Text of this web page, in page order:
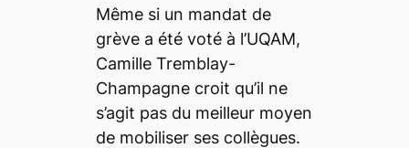
Même si un mandat de
grève a été voté à l’UQAM,
Camille Tremblay-
Champagne croit qu’il ne
s’agit pas du meilleur moyen
de mobiliser ses collègues.